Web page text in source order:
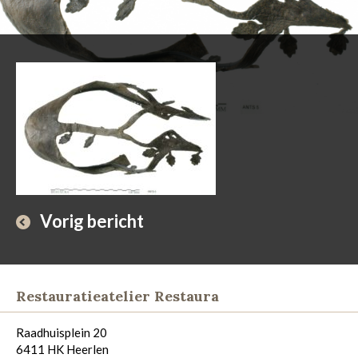
Vorig bericht
Restauratieatelier Restaura
Raadhuisplein 20
6411 HK Heerlen